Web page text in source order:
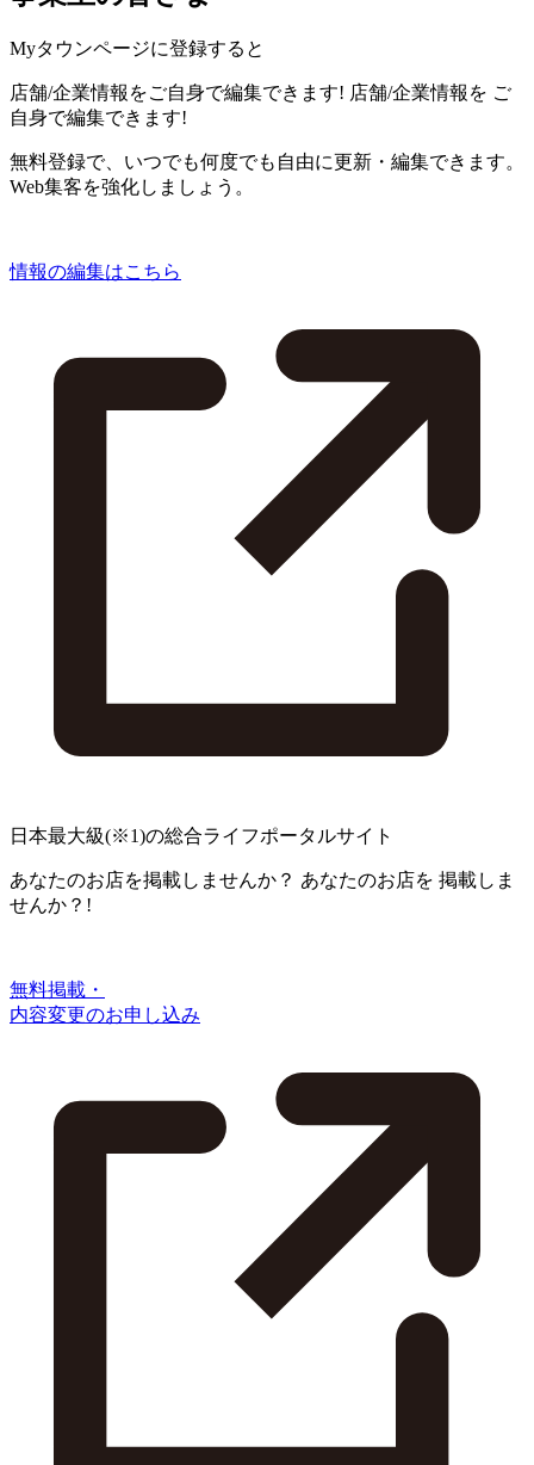
Myタウンページに登録すると
店舗/企業情報をご自身で編集できます! 店舗/企業情報を ご
自身で編集できます!
無料登録で、いつでも何度でも自由に更新・編集できます。
Web集客を強化しましょう。
情報の編集はこちら
日本最大級(※1)の総合ライフポータルサイト
あなたのお店を掲載しませんか？ あなたのお店を 掲載しま
せんか？!
無料掲載・
内容変更のお申し込み